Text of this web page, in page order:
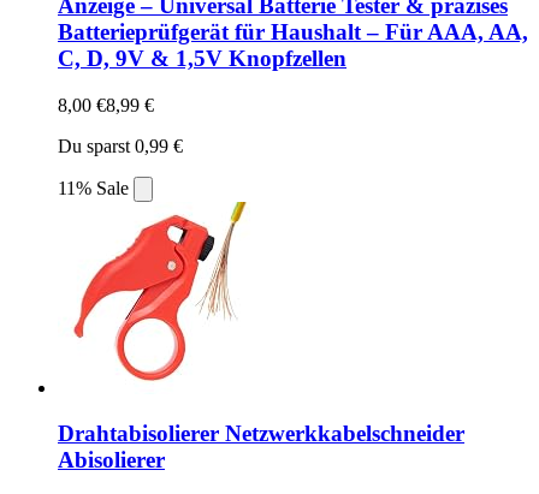
Anzeige – Universal Batterie Tester & präzises
Batterieprüfgerät für Haushalt – Für AAA, AA,
C, D, 9V & 1,5V Knopfzellen
8,00 €8,99 €
Du sparst 0,99 €
11% Sale
Drahtabisolierer Netzwerkkabelschneider
Abisolierer